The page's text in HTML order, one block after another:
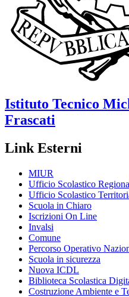
Istituto Tecnico
Frascati
Link Esterni
MIUR
Ufficio Scolastico
Ufficio Scolastico
Scuola in Chiaro
Iscrizioni On Line
Invalsi
Comune
Percorso Operativo
Scuola in sicurezza
Nuova ICDL
Biblioteca Scolastica
Costruzione Ambiente e